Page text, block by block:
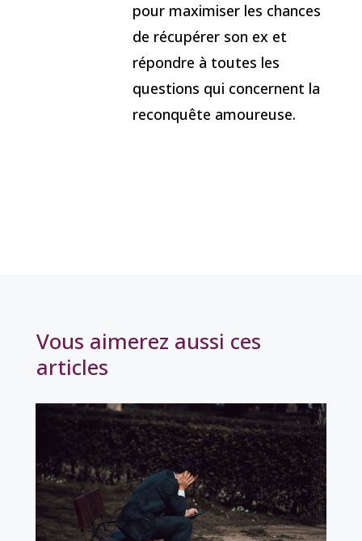
pour maximiser les chances
de récupérer son ex et
répondre à toutes les
questions qui concernent la
reconquête amoureuse.
Vous aimerez aussi ces
articles